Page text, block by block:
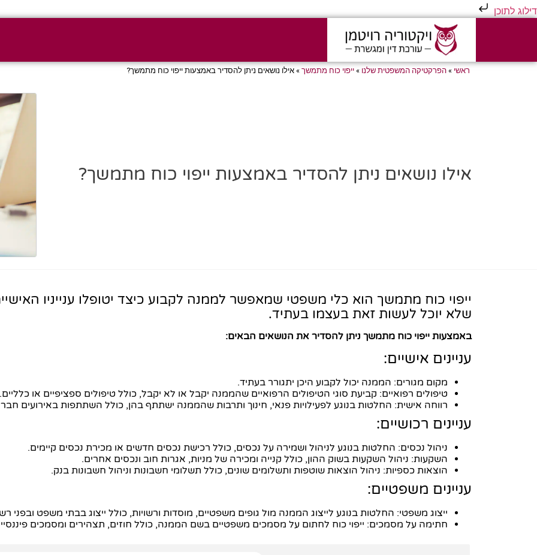
דילוג לתוכן
ראשי » הפרקטיקה המשפטית שלנו » ייפוי כוח מתמשך » אילו נושאים ניתן להסדיר באמצעות ייפוי כוח מתמשך?
אילו נושאים ניתן להסדיר באמצעות ייפוי כוח מתמשך?
ייפוי כוח מתמשך הוא כלי משפטי שמאפשר לממנה לקבוע כיצד יטופלו ענייניו
שלא יוכל לעשות זאת בעצמו בעתיד.
באמצעות ייפוי כוח מתמשך ניתן להסדיר את הנושאים הבאים:
עניינים אישיים:
מקום מגורים: הממנה יכול לקבוע היכן יתגורר בעתיד.
טיפולים רפואיים: קביעת סוגי הטיפולים הרפואיים שהממנה יקבל או לא יקבל, כולל טיפולים ספציפיים או
רווחה אישית: החלטות בנוגע לפעילויות פנאי, חינוך ותרבות שהממנה ישתתף בהן, כולל השתתפות באירועים
עניינים רכושיים:
ניהול נכסים: החלטות בנוגע לניהול ושמירה על נכסים, כולל רכישת נכסים חדשים או מכירת נכסים קיימים.
השקעות: ניהול השקעות בשוק ההון, כולל קנייה ומכירה של מניות, אגרות חוב ונכסים אחרים.
הוצאות כספיות: ניהול הוצאות שוטפות ותשלומים שונים, כולל תשלומי חשבונות וניהול חשבונות בנק.
עניינים משפטיים:
ייצוג משפטי: החלטות בנוגע לייצוג הממנה מול גופים משפטיים, מוסדות ורשויות, כולל ייצוג בבתי משפט ובפני
חתימה על מסמכים: ייפוי כוח לחתום על מסמכים משפטיים בשם הממנה, כולל חוזים, תצהירים ומסמכים